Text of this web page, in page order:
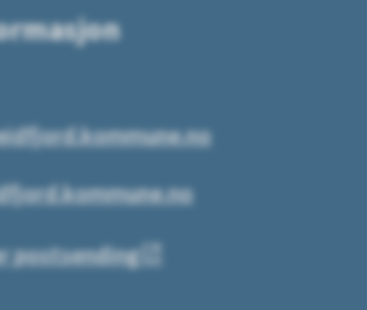
postsending